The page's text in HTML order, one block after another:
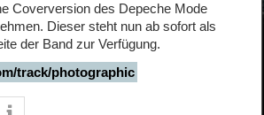
Coverversion des Depeche Mode
Dieser steht nun ab sofort als
der Band zur Verfügung.
track/photographic